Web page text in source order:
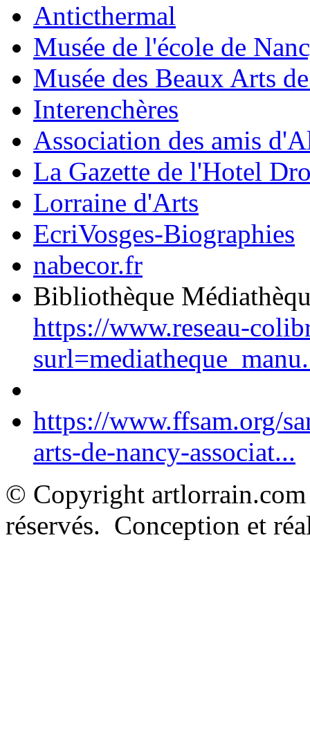
Anticthermal
Musée de l'école de
Musée des Beaux Arts
Interenchères
Association des amis
La Gazette de l'Hotel
Lorraine d'Arts
EcriVosges-Biographies
nabecor.fr
Bibliothèque
https://www.reseau-
https://www.ffsam.org/
arts-de-nancy-associat...
© Copyright
réservés. Conception et